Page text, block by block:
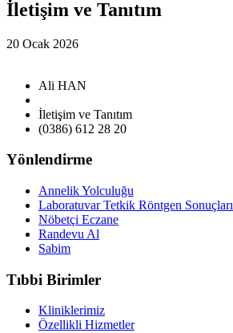
İletişim ve Tanıtım
20 Ocak 2026
Ali HAN
İletişim ve Tanıtım
(0386) 612 28 20
Yönlendirme
Annelik Yolculuğu
Laboratuvar Tetkik Röntgen Sonuçları
Nöbetçi Eczane
Randevu Al
Sabim
Tıbbi Birimler
Kliniklerimiz
Özellikli Hizmetler